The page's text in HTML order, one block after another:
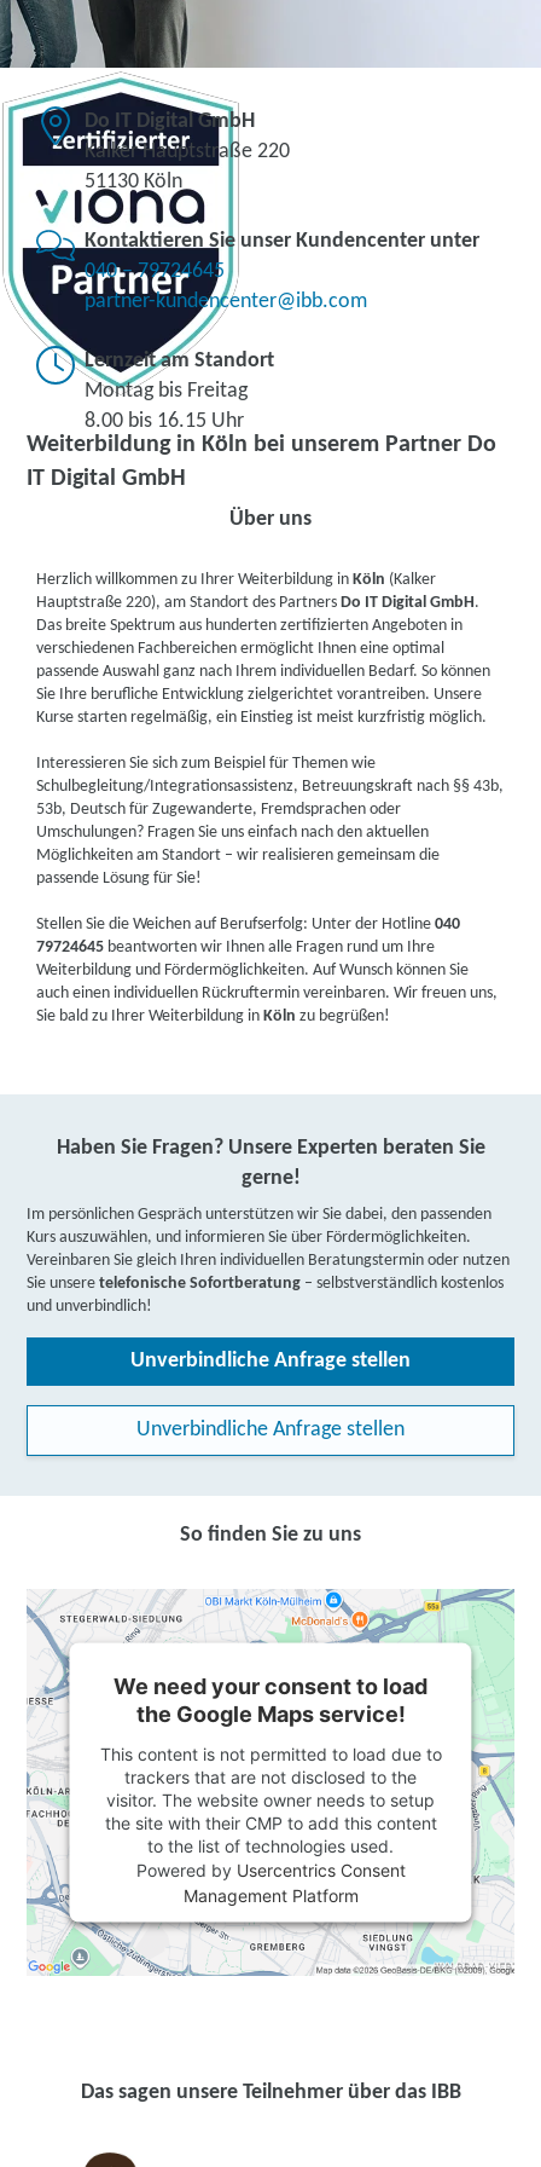
Weiterbildung in Köln bei unserem Partner Do
IT Digital GmbH
Do IT Digital GmbH
Kalker Hauptstraße 220
51130 Köln
Kontaktieren Sie unser Kundencenter unter
040 – 79724645
partner-kundencenter@ibb.com
Lernzeit am Standort
Montag bis Freitag
8.00 bis 16.15 Uhr
Über uns
Herzlich willkommen zu Ihrer Weiterbildung inKöln (Kalker
Hauptstraße 220), am Standort des PartnersDo IT Digital GmbH.
Das breite Spektrum aus hunderten zertifizierten Angeboten in
verschiedenen Fachbereichen ermöglicht Ihnen eine optimal
passende Auswahl ganz nach Ihrem individuellen Bedarf. So können
Sie Ihre berufliche Entwicklung zielgerichtet vorantreiben. Unsere
Kurse starten regelmäßig, ein Einstieg ist meist kurzfristig möglich.
Interessieren Sie sich zum Beispiel für Themen wie
Schulbegleitung/Integrationsassistenz, Betreuungskraft nach §§ 43b,
53b, Deutsch für Zugewanderte, Fremdsprachen oder
Umschulungen? Fragen Sie uns einfach nach den aktuellen
Möglichkeiten am Standort – wir realisieren gemeinsam die
passende Lösung für Sie!
Stellen Sie die Weichen auf Berufserfolg: Unter der Hotline040
79724645 beantworten wir Ihnen alle Fragen rund um Ihre
Weiterbildung und Fördermöglichkeiten. Auf Wunsch können Sie
auch einen individuellen Rückruftermin vereinbaren. Wir freuen uns,
Sie bald zu Ihrer Weiterbildung inKöln zu begrüßen!
Haben Sie Fragen? Unsere Experten beraten Sie
gerne!
Im persönlichen Gespräch unterstützen wir Sie dabei, den passenden
Kurs auszuwählen, und informieren Sie über Fördermöglichkeiten.
Vereinbaren Sie gleich Ihren individuellen Beratungstermin oder nutzen
Sie unseretelefonische Sofortberatung – selbstverständlich kostenlos
und unverbindlich!
Unverbindliche Anfrage stellen
Unverbindliche Anfrage stellen
So finden Sie zu uns
We need your consent to load
the Google Maps service!
This content is not permitted to load due to
trackers that are not disclosed to the
visitor. The website owner needs to setup
the site with their CMP to add this content
to the list of technologies used.
Powered by Usercentrics Consent
Management Platform
Das sagen unsere Teilnehmer über das IBB